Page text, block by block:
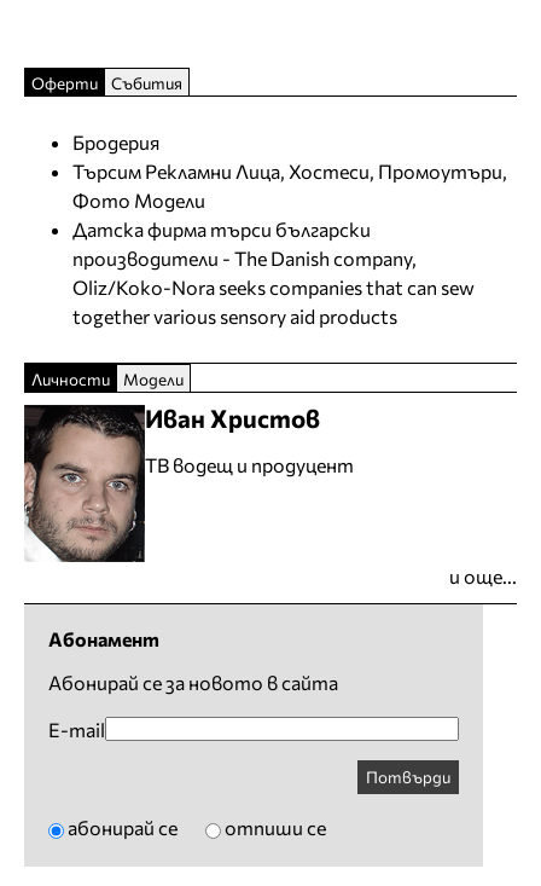
Оферти Събития
Бродерия
Търсим Рекламни Лица, Хостеси, Промоутъри,
Фото Модели
Датска фирма търси български
производители - The Danish company,
Oliz/Koko-Nora seeks companies that can sew
together various sensory aid products
Личности Модели
Иван Христов
ТВ водещ и продуцент
и още...
Абонамент
Абонирай се за новото в сайта
E-mail
Потвърди
абонирай се отпиши се